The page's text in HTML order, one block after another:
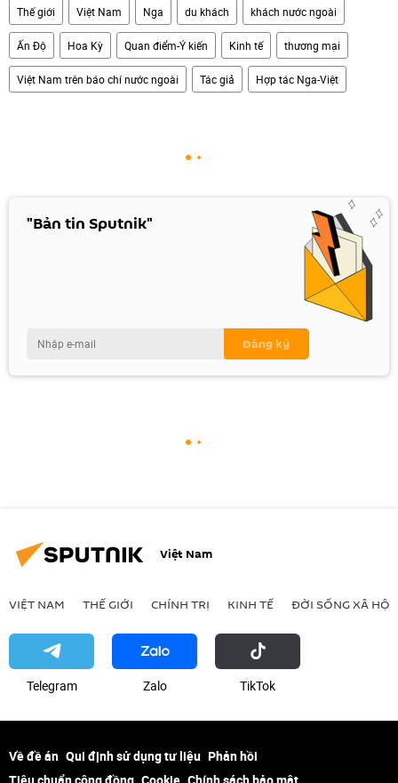
Thế giới Việt Nam Nga du khách khách nước ngoài
Ấn Độ Hoa Kỳ Quan điểm-Ý kiến Kinh tế thương mại
Việt Nam trên báo chí nước ngoài Tác giả Hợp tác Nga-Việt
"Bản tin Sputnik"
Việt Nam
VIỆT NAM THẾ GIỚI CHÍNH TRỊ KINH TẾ ĐỜI SỐNG XÃ HỘI
Telegram Zalo ТikТоk
Về đề án Qui định sử dụng tư liệu Phản hồi